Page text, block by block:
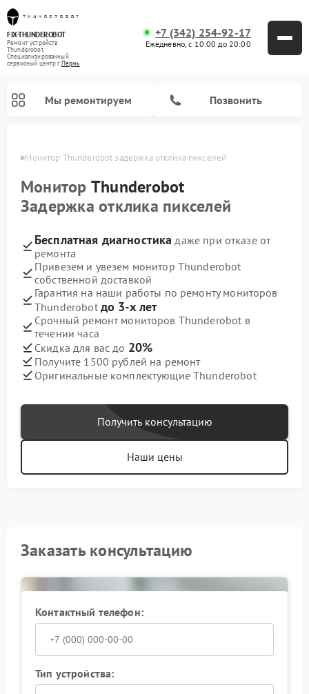
FIX-THUNDEROBOT
Ремонт устройств
Thunderobot
Специализированный
cервисный центр г.Пермь
+7 (342) 254-92-17
Ежедневно, с 10:00 до 20:00
Мы ремонтируем Позвонить
Монитор Thunderobot задержка отклика пикселей
Монитор Thunderobot
Задержка отклика пикселей
Бесплатная диагностика даже при отказе от
ремонта
Привезем и увезем монитор Thunderobot
собственной доставкой
Гарантия на наши работы по ремонту мониторов
Thunderobot до 3-х лет
Срочный ремонт мониторов Thunderobot в
течении часа
Скидка для вас до 20%
Получите 1500 рублей на ремонт
Оригинальные комплектующие Thunderobot
Получить консультацию
Наши цены
Заказать консультацию
Контактный телефон:
Тип устройства: